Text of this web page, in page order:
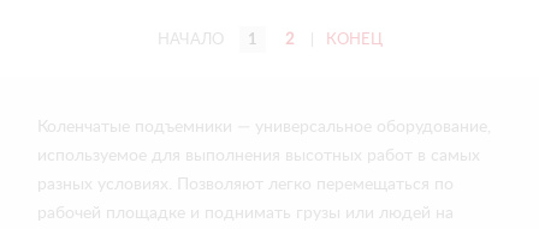
НАЧАЛО 1 2 КОНЕЦ
Коленчатые подъемники — универсальное оборудование,
используемое для выполнения высотных работ в самых
разных условиях. Позволяют легко перемещаться по
рабочей площадке и поднимать грузы или людей на